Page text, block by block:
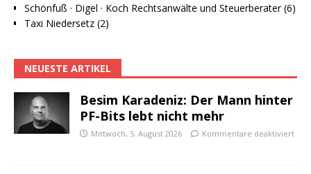
Schönfuß · Digel · Koch Rechtsanwälte und Steuerberater (6)
Taxi Niedersetz (2)
NEUESTE ARTIKEL
Besim Karadeniz: Der Mann hinter
PF-Bits lebt nicht mehr
Mittwoch, 5. August 2026 Kommentare deaktiviert